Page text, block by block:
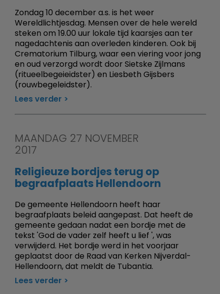
Zondag 10 december a.s. is het weer
Wereldlichtjesdag. Mensen over de hele wereld
steken om 19.00 uur lokale tijd kaarsjes aan ter
nagedachtenis aan overleden kinderen. Ook bij
Crematorium Tilburg, waar een viering voor jong
en oud verzorgd wordt door Sietske Zijlmans
(ritueelbegeieidster) en Liesbeth Gijsbers
(rouwbegeleidster).
Lees verder
MAANDAG 27 NOVEMBER
2017
Religieuze bordjes terug op
begraafplaats Hellendoorn
De gemeente Hellendoorn heeft haar
begraafplaats beleid aangepast. Dat heeft de
gemeente gedaan nadat een bordje met de
tekst 'God de vader zelf heeft u lief ', was
verwijderd. Het bordje werd in het voorjaar
geplaatst door de Raad van Kerken Nijverdal-
Hellendoorn, dat meldt de Tubantia.
Lees verder